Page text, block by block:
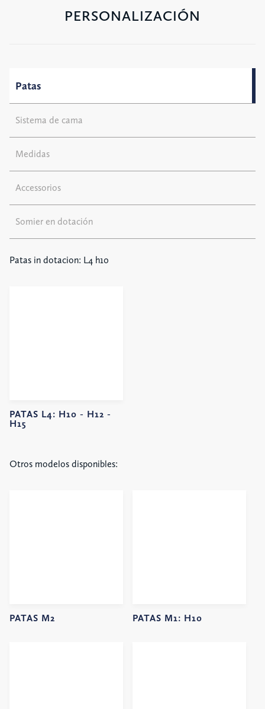
PERSONALIZACIÓN
Patas
Sistema de cama
Medidas
Accessorios
Somier en dotación
Patas in dotacion: L4 h10
PATAS L4: H10 - H12 -
H15
Otros modelos disponibles:
PATAS M2 PATAS M1: H10